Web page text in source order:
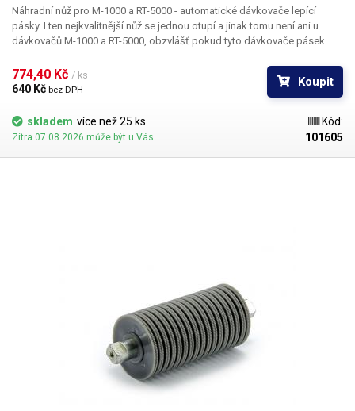
Náhradní nůž pro M-1000 a RT-5000 - automatické dávkovače lepící
pásky. I ten nejkvalitnější nůž se jednou otupí a jinak tomu není ani u
dávkovačů M-1000 a RT-5000, obzvlášť pokud tyto dávkovače pásek
Tento náhradní nůž navrátí jejich původní ostrost. Nůž se skládá ze dvou
dílů. Výměnu nože
zvládne opravdu každý. Je to k
tomu zapotřebí pouze křížový šroubovák. Odepněte řezací díl a
odšroubujte dva na obrázku vyznačené šroubky. Sejměte stříbrný
kovový kryt nožů. Staré břity jednoduše vyjměte a nahraďte břity novými.
Nasaďte zpět stříbrný krycí díl a následně přišroubujte zpět křížové
šrouby. Nezapomeňte nože promazat. Celý blok vložte do řezačky a
774,40 Kč / ks
640 Kč bez DPH
Koupit
skladem více než 25 ks
Zítra 07.08.2026 může být u Vás
Kód:
101605